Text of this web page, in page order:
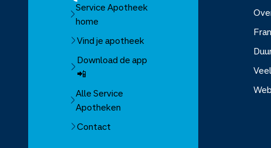
Service Apotheek
home
Vind je apotheek
Download de app
📲
Alle Service
Apotheken
Contact